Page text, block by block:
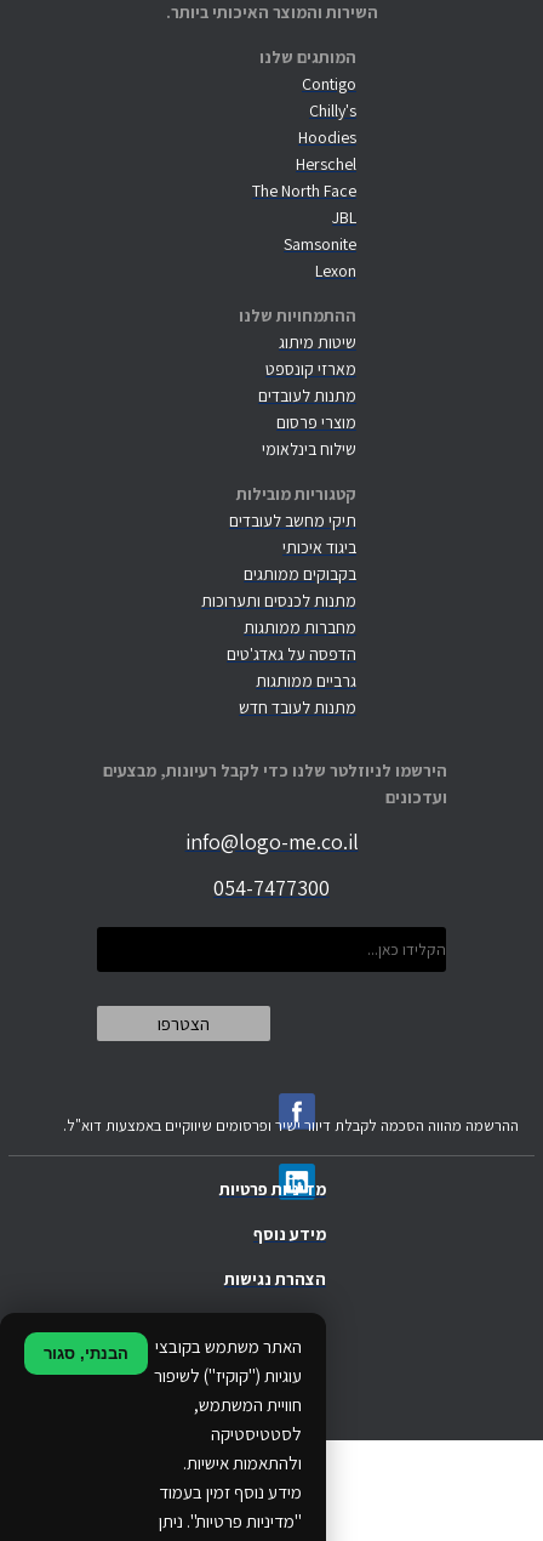
המותגים שלנו
Contigo
Chilly's
Hoodies
Herschel
The North Face
JBL
Samsonite
Lexon
ההתמחויות שלנו
שיטות מיתוג
מארזי קונספט
מתנות לעובדים
מוצרי פרסום
שילוח בינלאומי
קטגוריות מובילות
תיקי מחשב לעובדים
ביגוד איכותי
בקבוקים ממותגים
מתנות לכנסים ותערוכות
מחברות ממותגות
הדפסה על גאדג'טים
גרביים ממותגות
מתנות לעובד חדש
השירות והמוצר האיכותי ביותר.
הירשמו לניוזלטר שלנו כדי לקבל רעיונות, מבצעים
ועדכונים
info@logo-me.co.il
054-7477300
מדיניות פרטיות
האתר משתמש בקובצי
עוגיות ("קוקיז") לשיפור
חוויית המשתמש,
לסטטיסטיקה
ולהתאמות אישיות.
מידע נוסף זמין בעמוד
"מדיניות פרטיות". ניתן
הבנתי, סגור
מידע נוסף
.
הצהרת נגישות
ההרשמה מהווה הסכמה לקבלת דיוור ישיר ופרסומים שיווקיים באמצעות דוא"ל.
© 2024 Ethos Business. All rights reserved.
...